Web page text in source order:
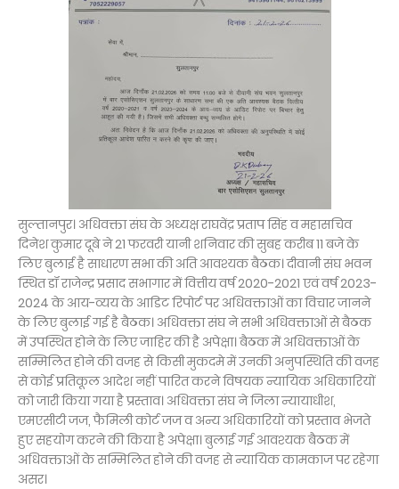
सुल्तानपुर। अधिवक्ता संघ के अध्यक्ष राघवेंद्र प्रताप सिंह व महासचिव
दिनेश कुमार दूबे ने 21 फरवरी यानी शनिवार की सुबह करीब 11 बजे के
लिए बुलाई है साधारण सभा की अति आवश्यक बैठक। दीवानी संघ भवन
स्थित डॉ राजेन्द्र प्रसाद सभागार में वित्तीय वर्ष 2020-2021 एवं वर्ष 2023-
2024 के आय-व्यय के आडिट रिपोर्ट पर अधिवक्ताओं का विचार जानने
के लिए बुलाई गई है बैठक। अधिवक्ता संघ ने सभी अधिवक्ताओं से बैठक
में उपस्थित होने के लिए जाहिर की है अपेक्षा। बैठक में अधिवक्ताओं के
सम्मिलित होने की वजह से किसी मुकदमे में उनकी अनुपस्थिति की वजह
से कोई प्रतिकूल आदेश नहीं पारित करने विषयक न्यायिक अधिकारियों
को जारी किया गया है प्रस्ताव। अधिवक्ता संघ ने जिला न्यायाधीश,
एमएसीटी जज, फैमिली कोर्ट जज व अन्य अधिकारियों को प्रस्ताव भेजते
हुए सहयोग करने की किया है अपेक्षा। बुलाई गई आवश्यक बैठक में
अधिवक्ताओं के सम्मिलित होने की वजह से न्यायिक कामकाज पर रहेगा
असर।